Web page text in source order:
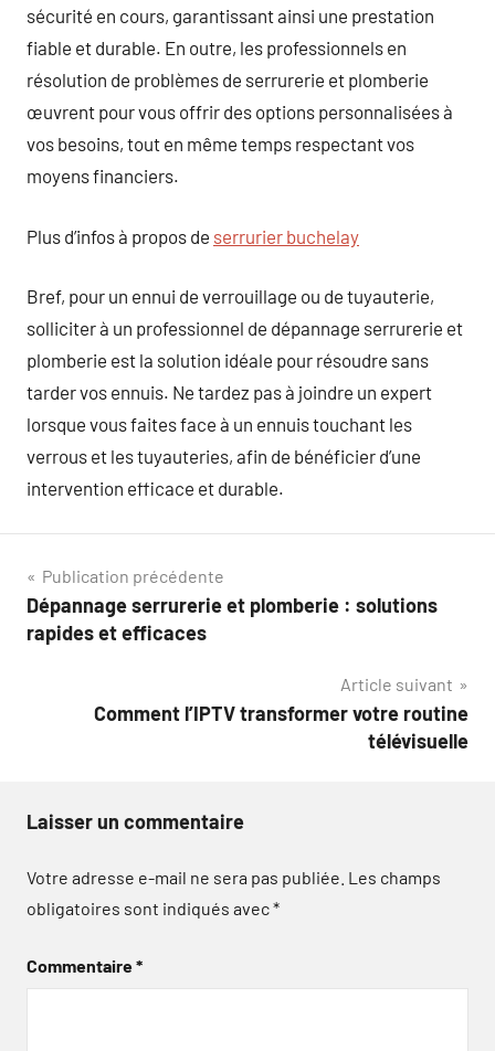
sécurité en cours, garantissant ainsi une prestation
fiable et durable. En outre, les professionnels en
résolution de problèmes de serrurerie et plomberie
œuvrent pour vous offrir des options personnalisées à
vos besoins, tout en même temps respectant vos
moyens financiers.
Plus d’infos à propos de serrurier buchelay
Bref, pour un ennui de verrouillage ou de tuyauterie,
solliciter à un professionnel de dépannage serrurerie et
plomberie est la solution idéale pour résoudre sans
tarder vos ennuis. Ne tardez pas à joindre un expert
lorsque vous faites face à un ennuis touchant les
verrous et les tuyauteries, afin de bénéficier d’une
intervention efficace et durable.
Navigation
de
Publication précédente
Dépannage serrurerie et plomberie : solutions
rapides et efficaces
Article suivant
Comment l’IPTV transformer votre routine
télévisuelle
Laisser un commentaire
Votre adresse e-mail ne sera pas publiée. Les champs
obligatoires sont indiqués avec*
Commentaire*